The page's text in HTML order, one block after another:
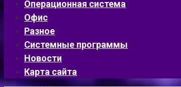
Операционная система
Офис
Разное
Системные программы
Новости
Карта сайта